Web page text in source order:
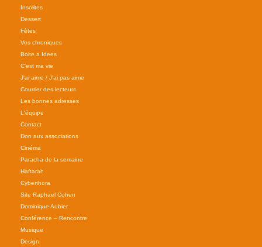
Insolites
Dessert
Fêtes
Vos chroniques
Boite a Idees
C'est ma vie
J'ai aime / J'ai pas aime
Courrier des lecteurs
Les bonnes adresses
L'équipe
Contact
Don aux associations
Cinéma
Paracha de la semaine
Haftarah
Cyberthora
Site Raphael Cohen
Dominique Aubier
Conférence – Rencontre
Musique
Design